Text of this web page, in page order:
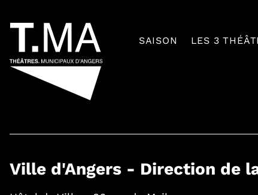
SAISON LES 3
Ville d'Angers - Direction de